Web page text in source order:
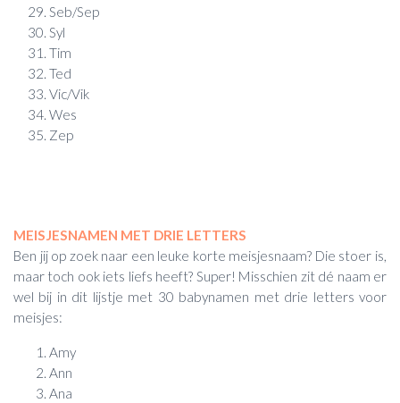
Seb/Sep
Syl
Tim
Ted
Vic/Vik
Wes
Zep
MEISJESNAMEN MET DRIE LETTERS
Ben jij op zoek naar een leuke korte meisjesnaam? Die stoer is,
maar toch ook iets liefs heeft? Super! Misschien zit dé naam er
wel bij in dit lijstje met 30 babynamen met drie letters voor
meisjes:
Amy
Ann
Ana